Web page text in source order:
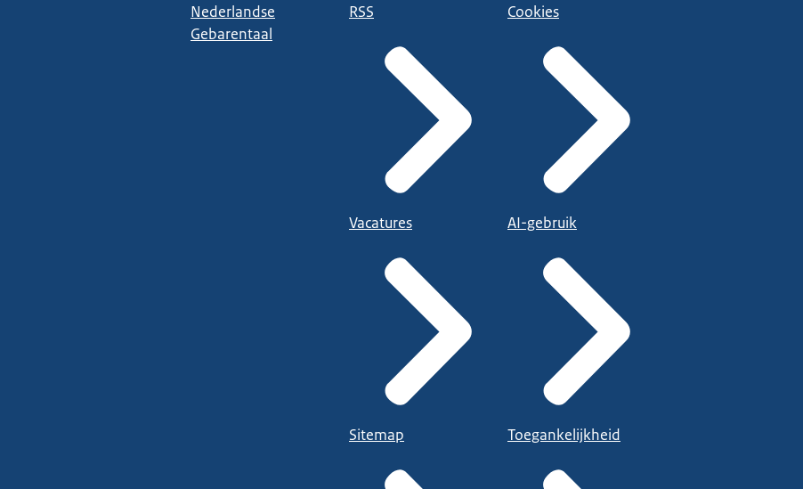
Nederlandse
Gebarentaal
RSS
Vacatures
Sitemap
Cookies
AI-gebruik
Toegankelijkheid